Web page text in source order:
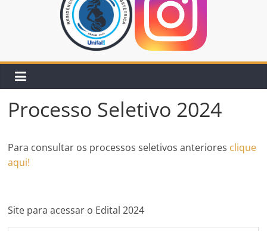
Processo Seletivo 2024
Para consultar os processos seletivos anteriores clique
aqui!
Site para acessar o Edital 2024